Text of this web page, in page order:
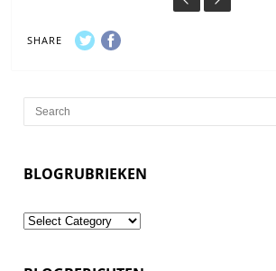
graag de woning opnieuw
bedankt voor de leuke vakantie
SHARE
BLOGRUBRIEKEN
Blogrubrieken